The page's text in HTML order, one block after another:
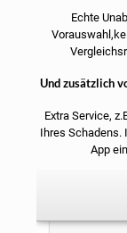
Echte
Und zusätzlich
Extra Service,
Ihres Schadens.
App